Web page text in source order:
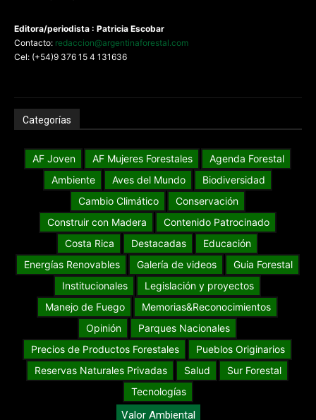
Editora/periodista : Patricia Escobar
Contacto: redaccion@argentinaforestal.com
Cel: (+54)9 376 15 4 131636
Categorías
AF Joven AF Mujeres Forestales
Agenda Forestal
Ambiente
Aves del Mundo
Biodiversidad
Cambio Climático
Conservación
Construir con Madera
Contenido Patrocinado
Costa Rica
Destacadas
Educación
Energías Renovables
Galería de videos
Guia Forestal
Institucionales
Legislación y proyectos
Manejo de Fuego
Memorias&Reconocimientos
Opinión
Parques Nacionales
Precios de Productos Forestales
Pueblos Originarios
Reservas Naturales Privadas
Salud
Sur Forestal
Tecnologías
Valor Ambiental